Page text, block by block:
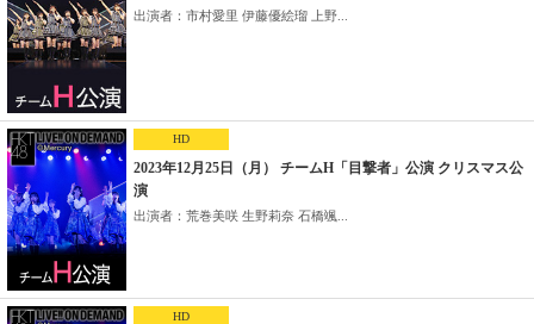
出演者：市村愛里 伊藤優絵瑠 上野...
HD
2023年12月25日（月） チームH「目撃者」公演 クリスマス公
演
出演者：荒巻美咲 生野莉奈 石橋颯...
HD